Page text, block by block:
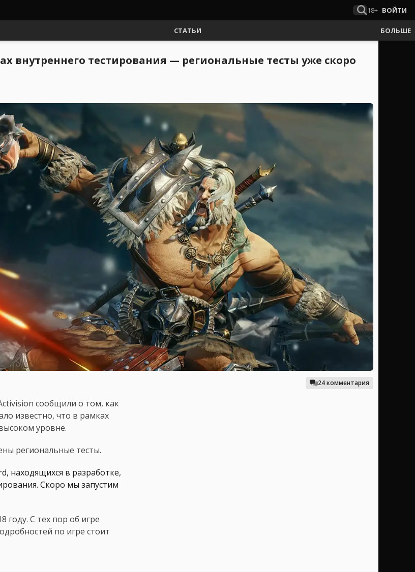
18+ ВОЙТИ
СТАТЬИ БОЛЬШЕ
внутреннего тестирования — региональные тесты уже скоро
24 комментария
сообщили о том, как
известно, что в рамках
уровне.
региональные тесты.
находящихся в разработке,
Скоро мы запустим
году. С тех пор об игре
по игре стоит